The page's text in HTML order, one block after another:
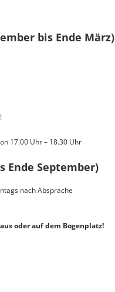
bis Ende März)
17.00 Uhr – 18.30 Uhr
Ende September)
nach Absprache
oder auf dem Bogenplatz!